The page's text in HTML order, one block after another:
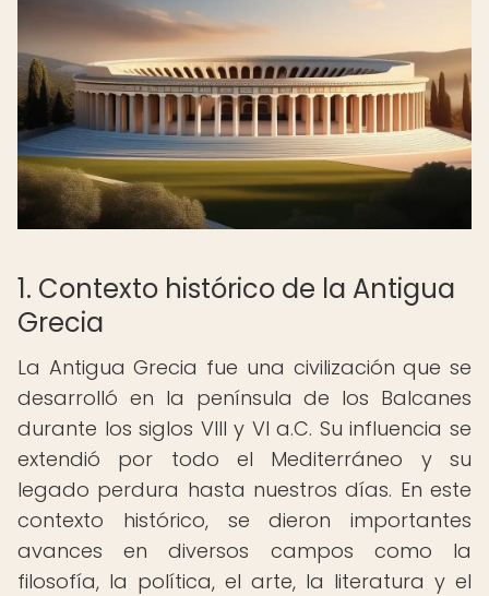
1. Contexto histórico de la Antigua
Grecia
La Antigua Grecia fue una civilización que se
desarrolló en la península de los Balcanes
durante los siglos VIII y VI a.C. Su influencia se
extendió por todo el Mediterráneo y su
legado perdura hasta nuestros días. En este
contexto histórico, se dieron importantes
avances en diversos campos como la
filosofía, la política, el arte, la literatura y el